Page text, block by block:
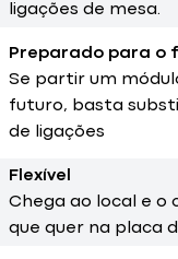
ligações de mesa.
Preparado para o
Se partir um
futuro, basta
de ligações
Flexível
Chega ao local e o
que quer na placa